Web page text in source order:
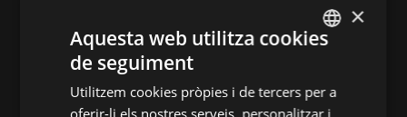
xarxes socials de manera compulsiva.
Musicalment, la peça és una dolça. Diu Juan
Lucas (periodista, escriptor, traductor i
SPANISH
×
Aquesta web utilitza cookies
de seguiment
Utilitzem cookies pròpies i de tercers per a
oferir-li els nostres serveis, personalitzar i